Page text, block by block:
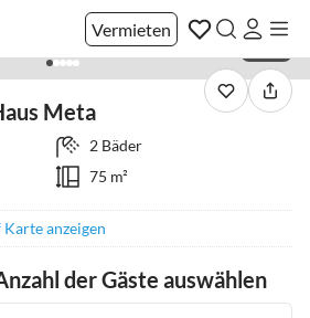
Vermieten
Meta
2 Bäder
75 m²
anzeigen
der Gäste auswählen